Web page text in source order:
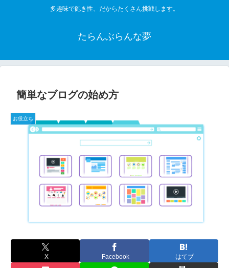
多趣味で飽き性、だからたくさん挑戦します。
たらんぶらんな夢
簡単なブログの始め方
お役立ち
X Facebook はてブ